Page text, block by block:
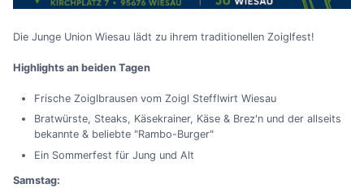
Die Junge Union Wiesau lädt zu ihrem traditionellen Zoiglfest!
Highlights an beiden Tagen
Frische Zoiglbrausen vom Zoigl Stefflwirt Wiesau
Bratwürste, Steaks, Käsekrainer, Käse & Brez'n und der allseits
bekannte & beliebte "Rambo-Burger"
Ein Sommerfest für Jung und Alt
Samstag: